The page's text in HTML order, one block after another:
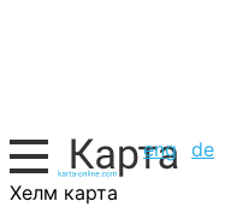
eng de
Хелм карта